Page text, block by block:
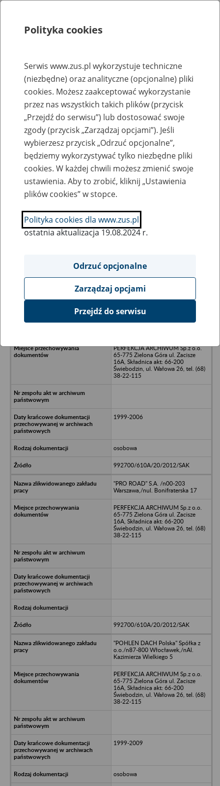
Rejestry, ewidencje i archiwa
Baza zlikwidowanych lub
przekształconych zakładów pracy
Nazwa zakładu pracy:
SZUKAJ
Ukryj wszystkie pozycje bazy
"SOLAR" S.A./n68-114
PERFEKCJA ARCHIWUM Sp.z o.o.
65-775 Zielona Góra ul. Zacisze
16A, Składnica akt: 66-200
Świebodzin, ul. Wałowa 26, tel. (68)
38-22-115
1999-2006
osobowa
992700/610A/20/2012/SAK
"PRO ROAD" S.A. /n00-203
Warszawa,/nul. Bonifraterska 17
PERFEKCJA ARCHIWUM Sp.z o.o.
65-775 Zielona Góra ul. Zacisze
16A, Składnica akt: 66-200
Świebodzin, ul. Wałowa 26, tel. (68)
38-22-115
992700/610A/20/2012/SAK
"POHLEN DACH Polska" Spółka z
o.o./n87-800 Włocławek,/nAl.
Kazimierza Wielkiego 5
PERFEKCJA ARCHIWUM Sp.z o.o.
65-775 Zielona Góra ul. Zacisze
16A, Składnica akt: 66-200
Świebodzin, ul. Wałowa 26, tel. (68)
38-22-115
1999-2009
osobowa
Polityka cookies
Serwis www.zus.pl wykorzystuje techniczne
(niezbędne) oraz analityczne (opcjonalne) pliki
cookies. Możesz zaakceptować wykorzystanie
przez nas wszystkich takich plików (przycisk
„Przejdź do serwisu”) lub dostosować swoje
zgody (przycisk „Zarządzaj opcjami”). Jeśli
wybierzesz przycisk „Odrzuć opcjonalne”,
będziemy wykorzystywać tylko niezbędne pliki
cookies. W każdej chwili możesz zmienić swoje
ustawienia. Aby to zrobić, kliknij „Ustawienia
plików cookies” w stopce.
Polityka cookies dla www.zus.pl
ostatnia aktualizacja 19.08.2024 r.
Odrzuć opcjonalne
Zarządzaj opcjami
Przejdź do serwisu